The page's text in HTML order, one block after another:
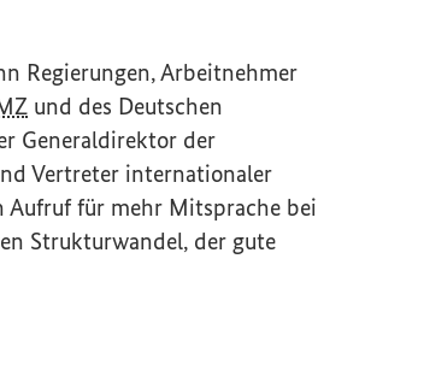
Regierungen, Arbeitnehmer
und des Deutschen
Generaldirektor der
Vertreter internationaler
Aufruf für mehr Mitsprache bei
Strukturwandel, der gute